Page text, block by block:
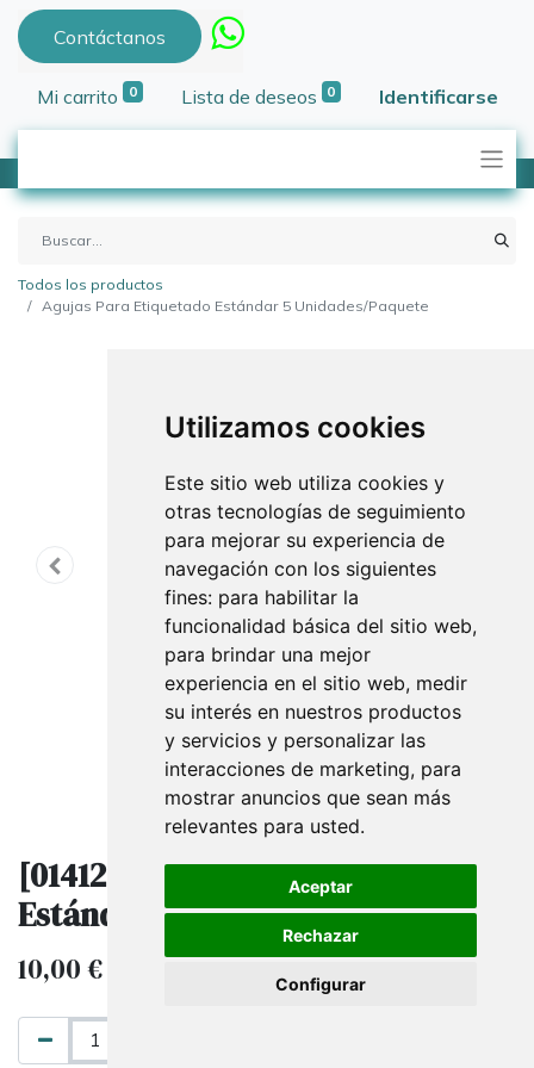
Utilizamos cookies
Este sitio web utiliza cookies y
otras tecnologías de seguimiento
para mejorar su experiencia de
navegación con los siguientes
fines: para habilitar la
funcionalidad básica del sitio web,
para brindar una mejor
experiencia en el sitio web, medir
su interés en nuestros productos
y servicios y personalizar las
interacciones de marketing, para
mostrar anuncios que sean más
relevantes para usted.
Aceptar
Rechazar
Configurar
Contáctanos
Mi carrito 0 Lista de deseos 0 Identificarse
Todos los productos
Agujas Para Etiquetado Estándar 5 Unidades/Paquete
[014125] Agujas Para Etiquetado
Estándar 5 Unidades/Paquete
10,00€